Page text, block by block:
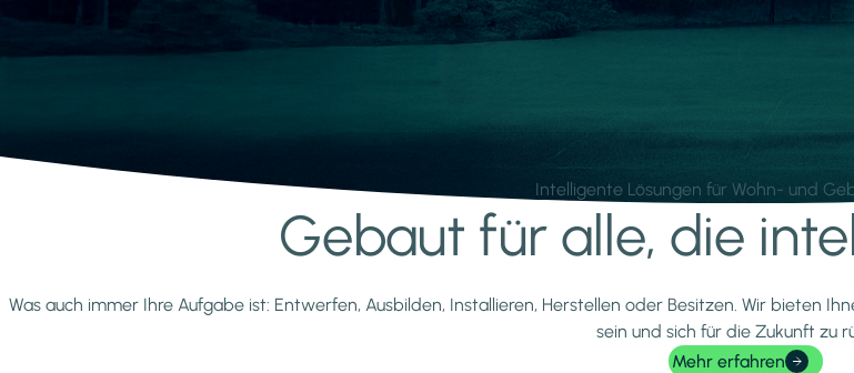
Intelligente Lösungen für Wohn- und
Gebaut für alle, die
Was auch immer Ihre Aufgabe ist: Entwerfen, Ausbilden, Installieren, Herstellen oder Besitzen. Wir bieten
sein und sich für die Zukunft zu
Mehr erfahren